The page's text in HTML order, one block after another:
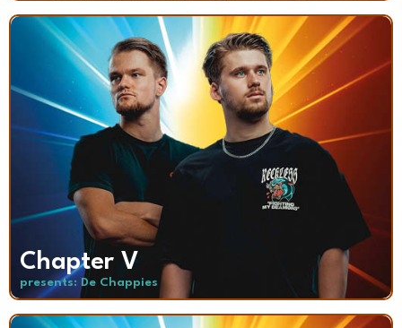
Chapter V
presents: De Chappies